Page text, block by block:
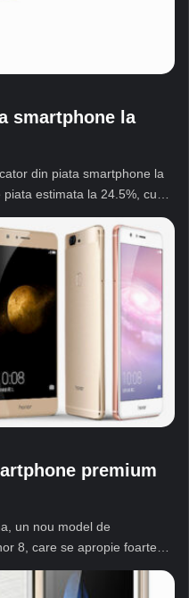
smartphone la
din piata smartphone la
estimata la 24.5%, cu…
premium
un nou model de
8, care se apropie foarte…